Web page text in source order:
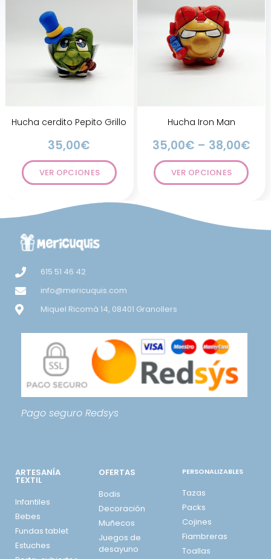
Hucha cerdito Pepito Grillo
35,00€
VER OPCIONES
Hucha Iron Man
35,00€ – 38,00€
VER OPCIONES
615 51 46 42
info@mericuquis.com
Miquel Ricomà 14, 08401 Granollers
Pago seguro Redsys
ARTESANÍA
TEXTIL
Infantiles
Bebes
Fundas tablet
Estuches
OFERTAS
Bodis
Decoración
Muñecos
Juegos de
desayuno
PERSONALIZABLES
Tazas
Packs
Cojines
Fiambreras
Toallas